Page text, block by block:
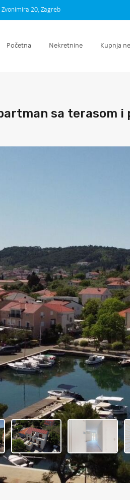
Početna Nekretnine
20, Zagreb
Početna Nekretnine Kupnja
sa terasom i